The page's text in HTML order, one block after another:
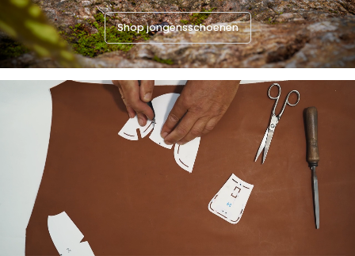
Shop jongensschoenen